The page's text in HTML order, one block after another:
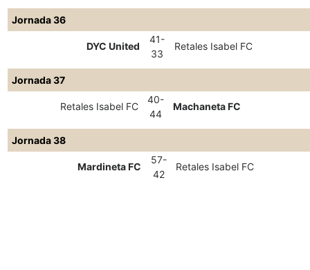
Jornada 36
DYC United
41-
33
Retales Isabel FC
Jornada 37
Retales Isabel FC
40-
44
Machaneta FC
Jornada 38
Mardineta FC
57-
42
Retales Isabel FC